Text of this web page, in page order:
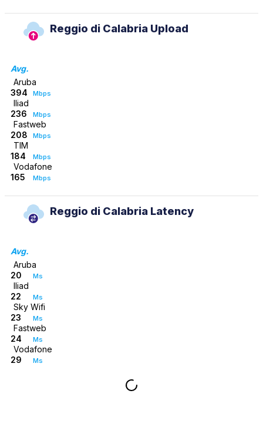
Reggio di Calabria Upload
Avg.
Aruba
394
Mbps
Iliad
236
Mbps
Fastweb
208
Mbps
TIM
184
Mbps
Vodafone
165
Mbps
Reggio di Calabria Latency
Avg.
Aruba
20
Ms
Iliad
22
Ms
Sky Wifi
23
Ms
Fastweb
24
Ms
Vodafone
29
Ms